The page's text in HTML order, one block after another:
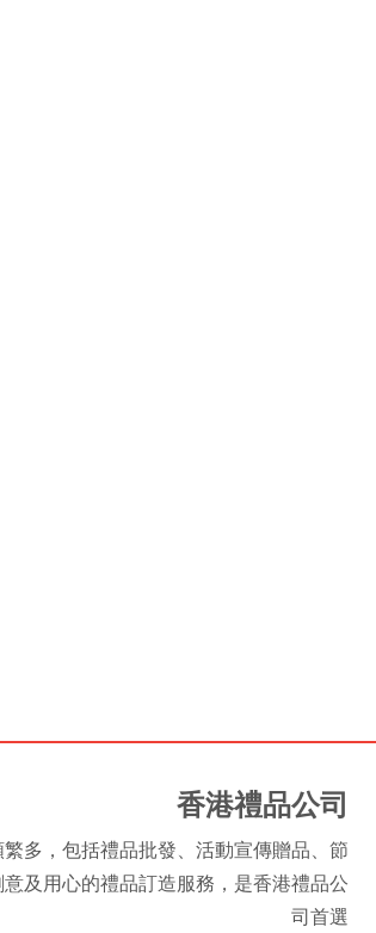
香港禮品公司
多，包括禮品批發、活動宣傳贈品、節
及用心的禮品訂造服務，是香港禮品公
司首選